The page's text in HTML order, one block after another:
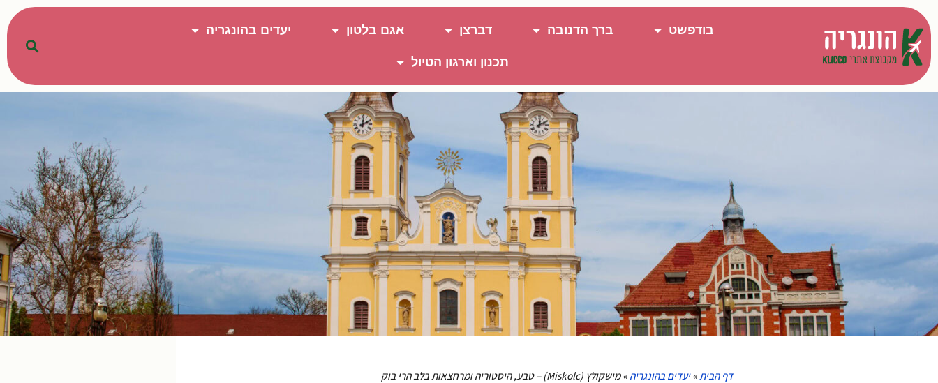
בודפשט ברך הדנובה דברצן אגם בלטון יעדים בהונגריה
תכנון וארגון הטיול
דף הבית»יעדים בהונגריה»מישקולץ (Miskolc) – טבע, היסטוריה ומרחצאות בלב הרי בוק